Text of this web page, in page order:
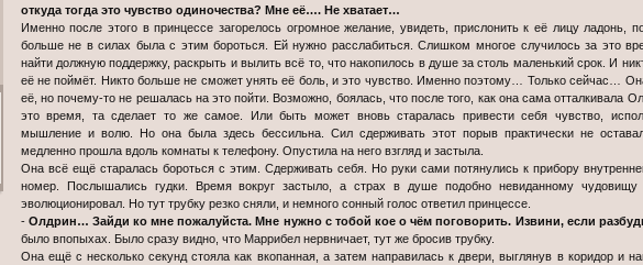
откуда тогда это чувство одиночества? Мне её…. Не хватает…
Именно после этого в принцессе загорелось огромное желание, увидеть, прислонить к её лицу ладонь,
больше не в силах была с этим бороться. Ей нужно расслабиться. Слишком многое случилось за это
найти должную поддержку, раскрыть и вылить всё то, что накопилось в душе за столь маленький срок. И
её не поймёт. Никто больше не сможет унять её боль, и это чувство. Именно поэтому… Только сейчас…
её, но почему-то не решалась на это пойти. Возможно, боялась, что после того, как она сама отталкивала
это время, та сделает то же самое. Или быть может вновь старалась привести себя чувство,
мышление и волю. Но она была здесь бессильна. Сил сдерживать этот порыв практически не
медленно прошла вдоль комнаты к телефону. Опустила на него взгляд и застыла.
Она всё ещё старалась бороться с этим. Сдерживать себя. Но руки сами потянулись к прибору
номер. Послышались гудки. Время вокруг застыло, а страх в душе подобно невиданному чудовищу
эволюционировал. Но тут трубку резко сняли, и немного сонный голос ответил принцессе.
- Олдрин… Зайди ко мне пожалуйста. Мне нужно с тобой кое о чём поговорить. Извини, если
было впопыхах. Было сразу видно, что Маррибел нервничает, тут же бросив трубку.
Она ещё с несколько секунд стояла как вкопанная, а затем направилась к двери, выглянув в коридор и